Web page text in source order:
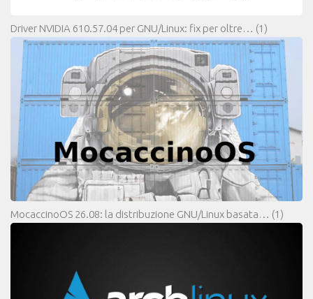
Driver NVIDIA 610.57.04 per GNU/Linux: fix per oltre… (1)
MocaccinoOS 26.08: la distribuzione GNU/Linux basata… (1)